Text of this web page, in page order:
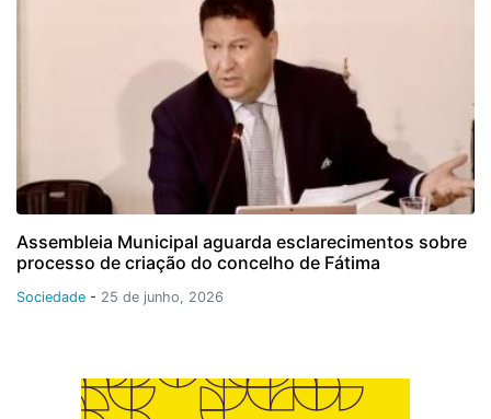
Assembleia Municipal aguarda esclarecimentos sobre
processo de criação do concelho de Fátima
Sociedade - 25 de junho, 2026